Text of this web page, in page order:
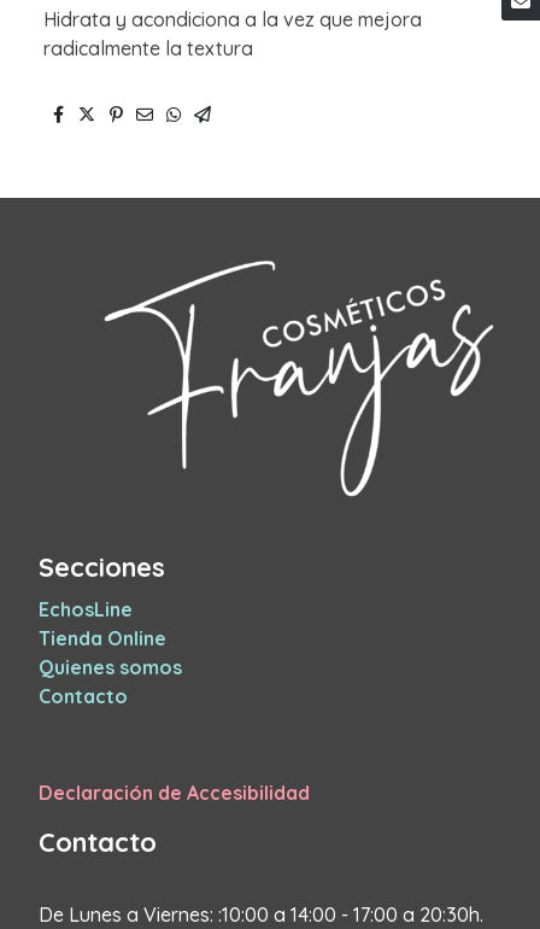
Hidrata y acondiciona a la vez que mejora
radicalmente la textura
Secciones
EchosLine
Tienda Online
Quienes somos
Contacto
Declaración de Accesibilidad
Contacto
De Lunes a Viernes: :10:00 a 14:00 - 17:00 a 20:30h.